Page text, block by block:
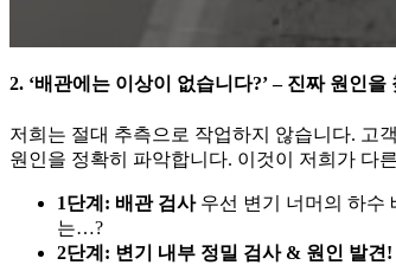
2. ‘배관에는 이상이 없습니다?’ – 진짜 원인
저희는 절대 추측으로 작업하지 않습니다. 고
원인을 정확히 파악합니다. 이것이 저희가 다
1단계: 배관 검사우선 변기 너머의 하수
는…?
2단계: 변기 내부 정밀 검사 & 원인 발견!